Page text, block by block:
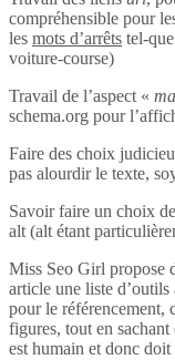
compréhensible pour
les mots d’arrêts tel-que
voiture-course)
Travail de l’aspect «
schema.org pour
Faire des choix
pas alourdir le texte,
Savoir faire un choix
alt (alt étant
Miss Seo Girl propose
article une liste
pour le référencement,
figures, tout en
est humain et donc